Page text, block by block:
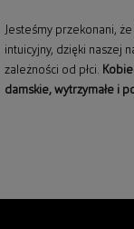
Jesteśmy przekonani,
intuicyjny, dzięki naszej
zależności od płci.
damskie, wytrzymałe i